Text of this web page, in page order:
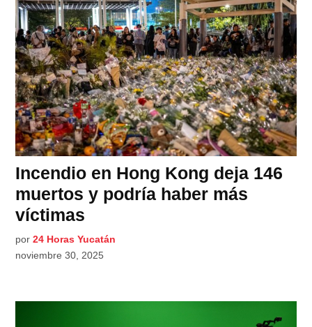
Incendio en Hong Kong deja 146
muertos y podría haber más
víctimas
por 24 Horas Yucatán
noviembre 30, 2025